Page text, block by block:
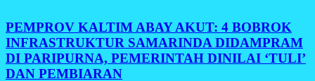
PEMPROV KALTIM ABAY AKUT: 4 BOBROK
INFRASTRUKTUR SAMARINDA DIDAMPRAM
DI PARIPURNA, PEMERINTAH DINILAI ‘TULI’
DAN PEMBIARAN